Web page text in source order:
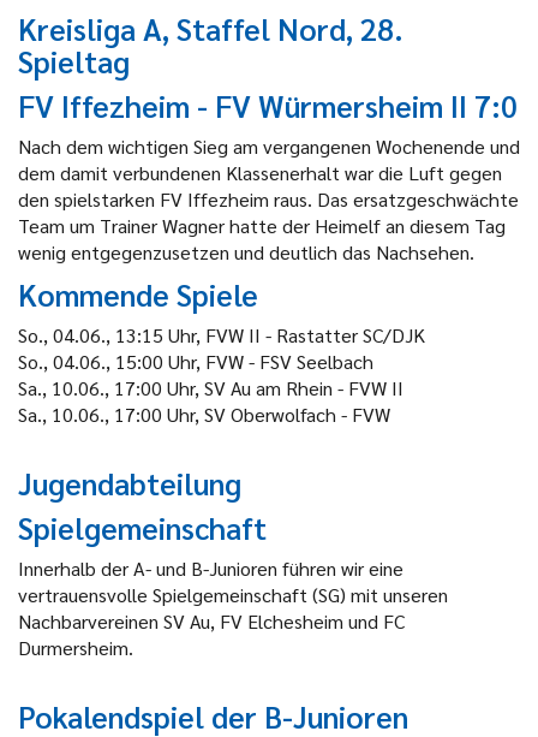
Kreisliga A, Staffel Nord, 28.
Spieltag
FV Iffezheim - FV Würmersheim II 7:0
Nach dem wichtigen Sieg am vergangenen Wochenende und
dem damit verbundenen Klassenerhalt war die Luft gegen
den spielstarken FV Iffezheim raus. Das ersatzgeschwächte
Team um Trainer Wagner hatte der Heimelf an diesem Tag
wenig entgegenzusetzen und deutlich das Nachsehen.
Kommende Spiele
So., 04.06., 13:15 Uhr, FVW II - Rastatter SC/DJK
So., 04.06., 15:00 Uhr, FVW - FSV Seelbach
Sa., 10.06., 17:00 Uhr, SV Au am Rhein - FVW II
Sa., 10.06., 17:00 Uhr, SV Oberwolfach - FVW
Jugendabteilung
Spielgemeinschaft
Innerhalb der A- und B-Junioren führen wir eine
vertrauensvolle Spielgemeinschaft (SG) mit unseren
Nachbarvereinen SV Au, FV Elchesheim und FC
Durmersheim.
Pokalendspiel der B-Junioren